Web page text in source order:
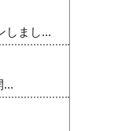
しまし...
...